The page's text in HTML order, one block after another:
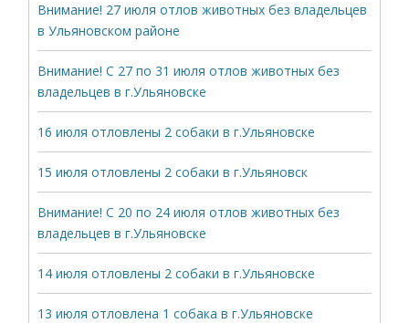
Внимание! 27 июля отлов животных без владельцев
в Ульяновском районе
Внимание! С 27 по 31 июля отлов животных без
владельцев в г.Ульяновске
16 июля отловлены 2 собаки в г.Ульяновске
15 июля отловлены 2 собаки в г.Ульяновск
Внимание! С 20 по 24 июля отлов животных без
владельцев в г.Ульяновске
14 июля отловлены 2 собаки в г.Ульяновске
13 июля отловлена 1 собака в г.Ульяновске